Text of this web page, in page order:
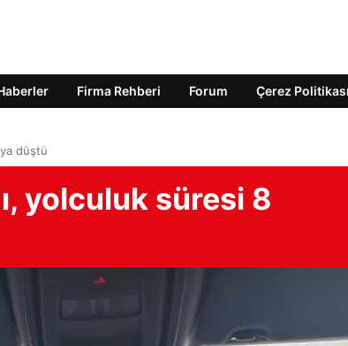
Firma Rehberi Forum Çerez Politikası
düştü
yolculuk süresi 8